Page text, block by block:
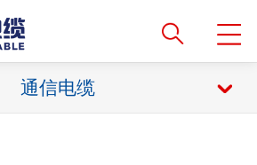
通信电缆